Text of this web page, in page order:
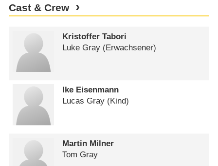
Cast & Crew
Kristoffer Tabori
Luke Gray (Erwachsener)
Ike Eisenmann
Lucas Gray (Kind)
Martin Milner
Tom Gray